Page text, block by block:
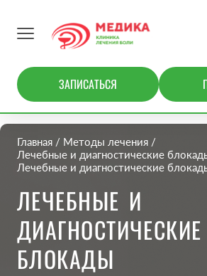
ЗАПИСАТЬСЯ
Главная
Методы лечения
Лечебные и диагностические
Лечебные и диагностические
ЛЕЧЕБНЫЕ И
ДИАГНОСТИЧЕСКИЕ
БЛОКАДЫ